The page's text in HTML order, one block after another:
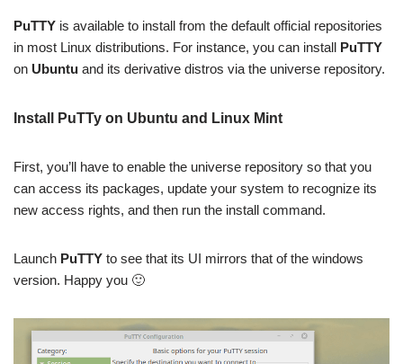
PuTTY is available to install from the default official repositories
in most Linux distributions. For instance, you can install PuTTY
on Ubuntu and its derivative distros via the universe repository.
Install PuTTy on Ubuntu and Linux Mint
First, you’ll have to enable the universe repository so that you
can access its packages, update your system to recognize its
new access rights, and then run the install command.
Launch PuTTY to see that its UI mirrors that of the windows
version. Happy you 🙂